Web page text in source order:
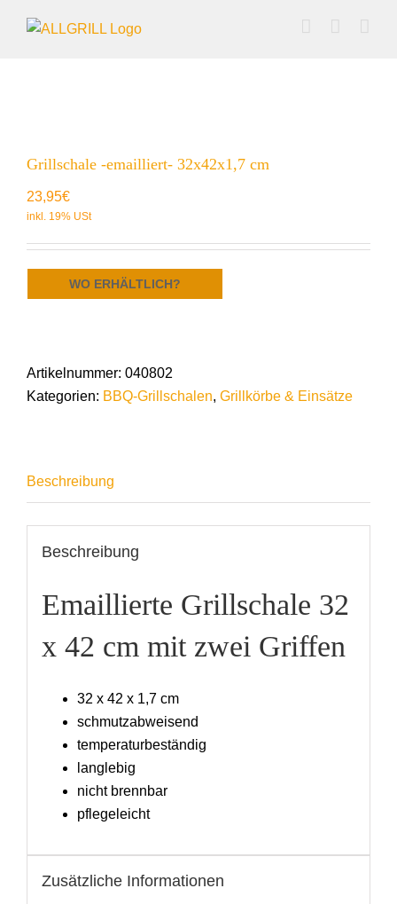
Inhalt
Grillschale -emailliert- 32x42x1,7 cm
23,95€
WO ERHÄLTLICH?
Artikelnummer: 040802
Kategorien: BBQ-Grillschalen, Grillkörbe & Einsätze
Beschreibung
Beschreibung
Emaillierte Grillschale 32
x 42 cm mit zwei Griffen
32 x 42 x 1,7 cm
schmutzabweisend
temperaturbeständig
langlebig
nicht brennbar
pflegeleicht
Zusätzliche Informationen